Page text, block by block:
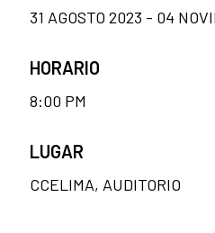
31 AGOSTO 2023 - 04
HORARIO
8:00 PM
LUGAR
CCELIMA, AUDITORIO